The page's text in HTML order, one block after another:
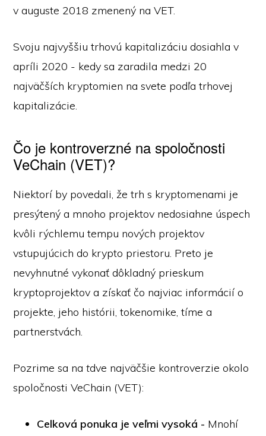
v auguste 2018 zmenený na VET.
Svoju najvyššiu trhovú kapitalizáciu dosiahla v
apríli 2020 - kedy sa zaradila medzi 20
najväčších kryptomien na svete podľa trhovej
kapitalizácie.
Čo je kontroverzné na spoločnosti
VeChain (VET)?
Niektorí by povedali, že trh s kryptomenami je
presýtený a mnoho projektov nedosiahne úspech
kvôli rýchlemu tempu nových projektov
vstupujúcich do krypto priestoru. Preto je
nevyhnutné vykonať dôkladný prieskum
kryptoprojektov a získať čo najviac informácií o
projekte, jeho histórii, tokenomike, tíme a
partnerstvách.
Pozrime sa natdve najväčšie kontroverzie okolo
spoločnosti VeChain (VET):
Celková ponuka je veľmi vysoká - Mnohí